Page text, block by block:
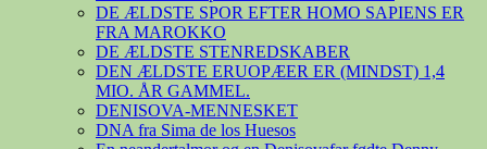
DE ÆLDSTE SPOR EFTER HOMO SAPIENS ER
FRA MAROKKO
DE ÆLDSTE STENREDSKABER
DEN ÆLDSTE ERUOPÆER ER (MINDST) 1,4
MIO. ÅR GAMMEL.
DENISOVA-MENNESKET
DNA fra Sima de los Huesos